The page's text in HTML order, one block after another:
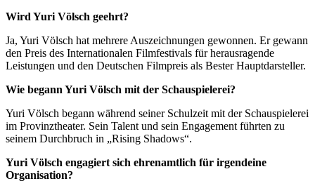
Wird Yuri Völsch geehrt?
Ja, Yuri Völsch hat mehrere Auszeichnungen gewonnen. Er gewann
den Preis des Internationalen Filmfestivals für herausragende
Leistungen und den Deutschen Filmpreis als Bester Hauptdarsteller.
Wie begann Yuri Völsch mit der Schauspielerei?
Yuri Völsch begann während seiner Schulzeit mit der Schauspielerei
im Provinztheater. Sein Talent und sein Engagement führten zu
seinem Durchbruch in „Rising Shadows“.
Yuri Völsch engagiert sich ehrenamtlich für irgendeine
Organisation?